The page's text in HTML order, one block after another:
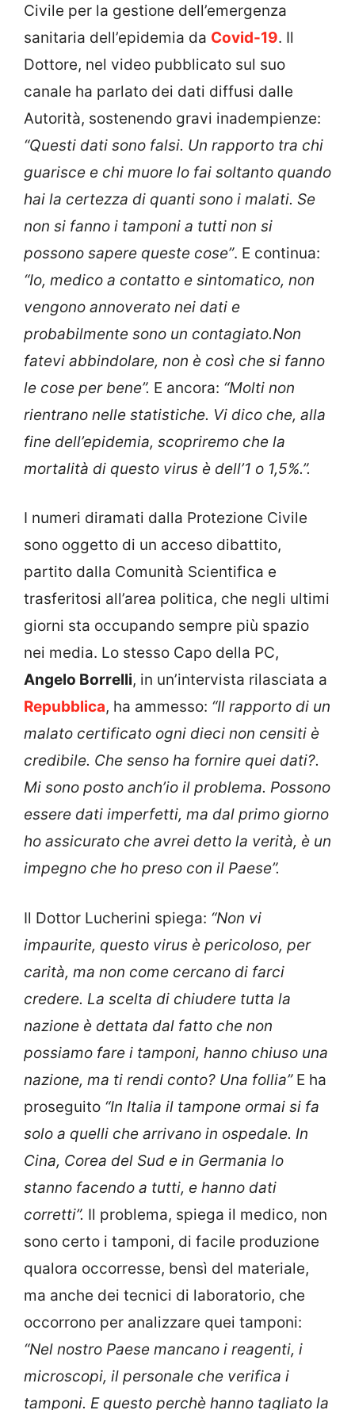
Civile per la gestione dell’emergenza
sanitaria dell’epidemia da Covid-19. Il
Dottore, nel video pubblicato sul suo
canale ha parlato dei dati diffusi dalle
Autorità, sostenendo gravi inadempienze:
“Questi dati sono falsi. Un rapporto tra chi
guarisce e chi muore lo fai soltanto quando
hai la certezza di quanti sono i malati. Se
non si fanno i tamponi a tutti non si
possono sapere queste cose”. E continua:
“Io, medico a contatto e sintomatico, non
vengono annoverato nei dati e
probabilmente sono un contagiato.Non
fatevi abbindolare, non è così che si fanno
le cose per bene”. E ancora: “Molti non
rientrano nelle statistiche. Vi dico che, alla
fine dell’epidemia, scopriremo che la
mortalità di questo virus è dell’1 o 1,5%.”.
I numeri diramati dalla Protezione Civile
sono oggetto di un acceso dibattito,
partito dalla Comunità Scientifica e
trasferitosi all’area politica, che negli ultimi
giorni sta occupando sempre più spazio
nei media. Lo stesso Capo della PC,
Angelo Borrelli, in un’intervista rilasciata a
Repubblica, ha ammesso: “Il rapporto di un
malato certificato ogni dieci non censiti è
credibile. Che senso ha fornire quei dati?.
Mi sono posto anch’io il problema. Possono
essere dati imperfetti, ma dal primo giorno
ho assicurato che avrei detto la verità, è un
impegno che ho preso con il Paese”.
Il Dottor Lucherini spiega: “Non vi
impaurite, questo virus è pericoloso, per
carità, ma non come cercano di farci
credere. La scelta di chiudere tutta la
nazione è dettata dal fatto che non
possiamo fare i tamponi, hanno chiuso una
nazione, ma ti rendi conto? Una follia” E ha
proseguito “In Italia il tampone ormai si fa
solo a quelli che arrivano in ospedale. In
Cina, Corea del Sud e in Germania lo
stanno facendo a tutti, e hanno dati
corretti”. Il problema, spiega il medico, non
sono certo i tamponi, di facile produzione
qualora occorresse, bensì del materiale,
ma anche dei tecnici di laboratorio, che
occorrono per analizzare quei tamponi:
“Nel nostro Paese mancano i reagenti, i
microscopi, il personale che verifica i
tamponi. E questo perchè hanno tagliato la